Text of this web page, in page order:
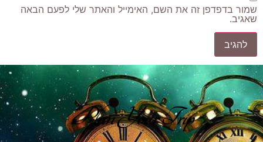
שמור בדפדפן זה את השם, האימייל והאתר שלי לפעם הבאה
שאגיב.
Plan Your Trip